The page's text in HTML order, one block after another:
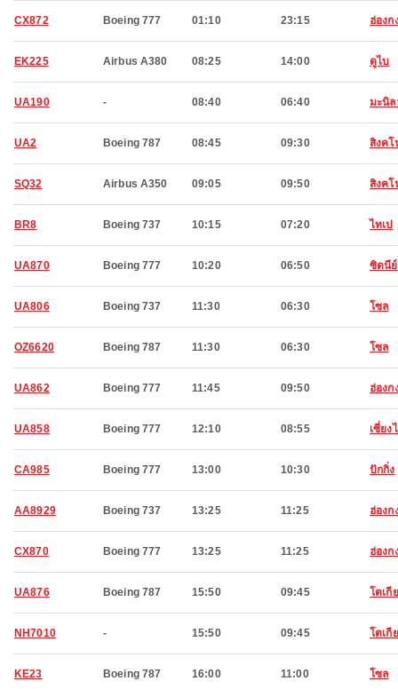
CX872 Boeing 777 01:10 23:15 ฮ่องก
EK225 Airbus A380 08:25 14:00 ดูไบ
UA190 - 08:40 06:40 มะนิล
UA2 Boeing 787 08:45 09:30 สิงคโ
SQ32 Airbus A350 09:05 09:50 สิงคโ
BR8 Boeing 737 10:15 07:20 ไทเป
UA870 Boeing 777 10:20 06:50 ซิดนีย์
UA806 Boeing 737 11:30 06:30 โซล
OZ6620 Boeing 787 11:30 06:30 โซล
UA862 Boeing 777 11:45 09:50 ฮ่องก
UA858 Boeing 777 12:10 08:55 เซี่ยง
CA985 Boeing 777 13:00 10:30 ปักกิ่ง
AA8929 Boeing 737 13:25 11:25 ฮ่องก
CX870 Boeing 777 13:25 11:25 ฮ่องก
UA876 Boeing 787 15:50 09:45 โตเกี
NH7010 - 15:50 09:45 โตเกี
KE23 Boeing 787 16:00 11:00 โซล